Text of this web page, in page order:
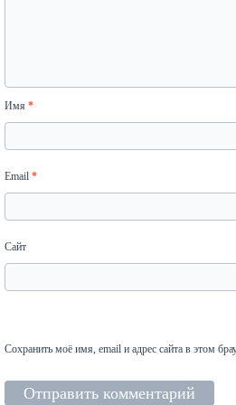
Имя *
Email *
Сайт
Сохранить моё имя, email и адрес сайта в этом